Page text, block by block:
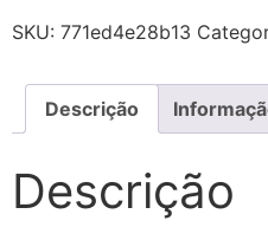
SKU: 771ed4e28b13
Descrição
Descrição